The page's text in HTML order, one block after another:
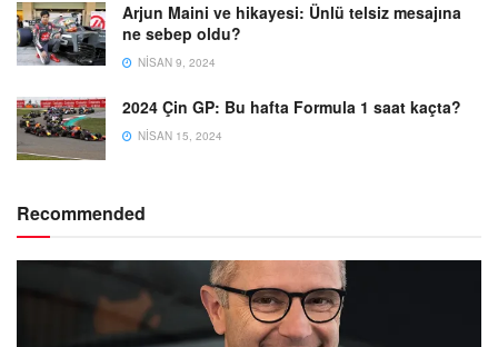
Arjun Maini ve hikayesi: Ünlü telsiz mesajına
ne sebep oldu?
NISAN 9, 2024
2024 Çin GP: Bu hafta Formula 1 saat kaçta?
NISAN 15, 2024
Recommended